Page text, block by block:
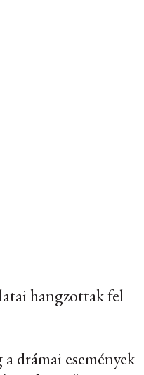
hangzottak fel
drámai események